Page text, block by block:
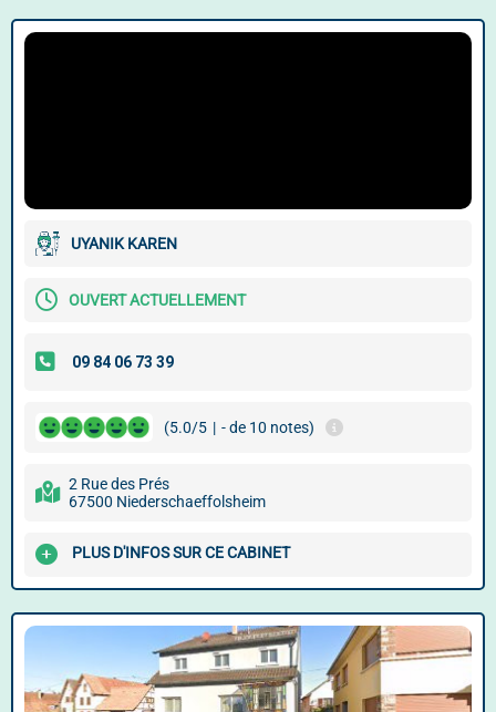
UYANIK KAREN
OUVERT ACTUELLEMENT
(5.0/5 | - de 10 notes)
2 Rue des Prés
67500 Niederschaeffolsheim
PLUS D'INFOS SUR CE CABINET